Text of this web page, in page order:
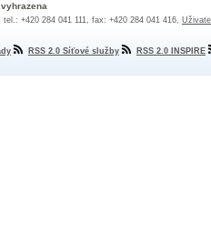
+420 284 041 111, fax: +420 284 041 416,
RSS 2.0 Síťové služby RSS 2.0 INSPIRE